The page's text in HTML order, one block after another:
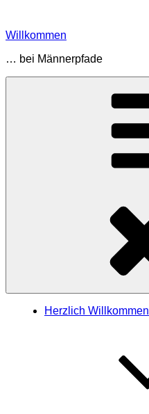
springen
Willkommen
… bei Männerpfade
Herzlich Willkommen